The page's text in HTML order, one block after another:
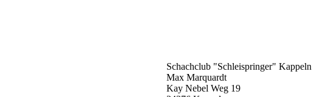
Schachclub "Schleispringer" Kappeln
Max Marquardt
Kay Nebel Weg 19